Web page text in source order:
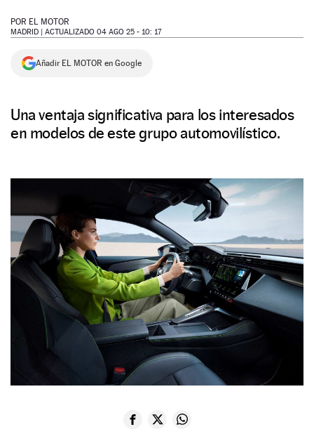
NEWSLETTER
SÍGUENOS
POR EL MOTOR
MADRID | ACTUALIZADO 04 AGO 25 - 10: 17
Añadir EL MOTOR en Google
Una ventaja significativa para los interesados
en modelos de este grupo automovilístico.